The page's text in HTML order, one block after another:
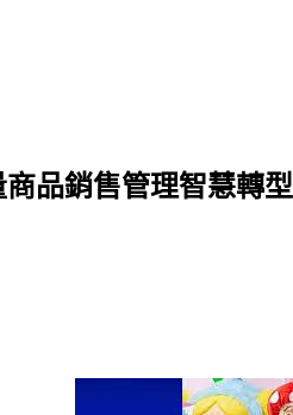
品銷售管理智慧轉型